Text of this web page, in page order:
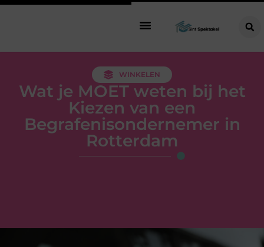
WINKELEN
Wat je MOET weten bij het
Kiezen van een
Begrafenisondernemer in
Rotterdam